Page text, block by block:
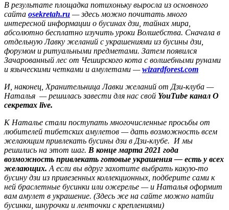
В результате площадка потихоньку выросла из основного
сайта osekretah.ru — здесь можно почитать много
интересной информации о бусинах дзи, тайнах мира,
абсолютно бесплатно изучить уроки Волшебства. Сначала в
отдельную Лавку желаний с украшениями из бусины дзи,
форумом и ритуальными предметами. Затем появился
Зачарованный лес от Чеширского кота с волшебными рунами
и языческими четками и амулетами —wizardforest.com
И, наконец, Хранительница Лавки желаний от Дзи-клуба —
Наталья — решилась завести для нас свой YouTube канал О
секретах live.
К Наталье стали поступать многочисленные просьбы от
любителей тибетских амулетов — дать возможность всем
желающим привлекать бусины дзи в Дзи-клубе. И мы
решились на этот шаг. В конце марта 2021 года
возможность привлекать готовые украшения — есть у всех
желающих. А если вы вдруг захотите выбрать какую-то
бусину дзи из привезенных коллекционных, подберите сами к
ней браслетные бусинки или ожерелье — и Наталья оформит
вам амулет в украшение. (Здесь же на сайте можно натйи
бусинки, шнурочки и ленточки с креплениями)